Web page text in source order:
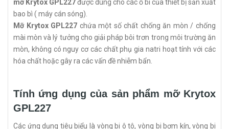
mỡ Krytox GPL227được dùng cho các ổ bi của thiết bị sản xuất
bao bì ( máy cán sóng).
Mỡ Krytox GPL227 chứa một số chất chống ăn mòn / chống
mài mòn và lý tưởng cho giải pháp bôi trơn trong môi trường ăn
mòn, không có nguy cơ các chất phụ gia natri hoạt tính với các
hóa chất hoặc gây ra các vấn đề nhiễm bẩn.
Tính ứng dụng của sản phẩm mỡ Krytox
GPL227
Các ứng dụng tiêu biểu là vòng bi ô tô, vòng bi bơm kín, vòng bi